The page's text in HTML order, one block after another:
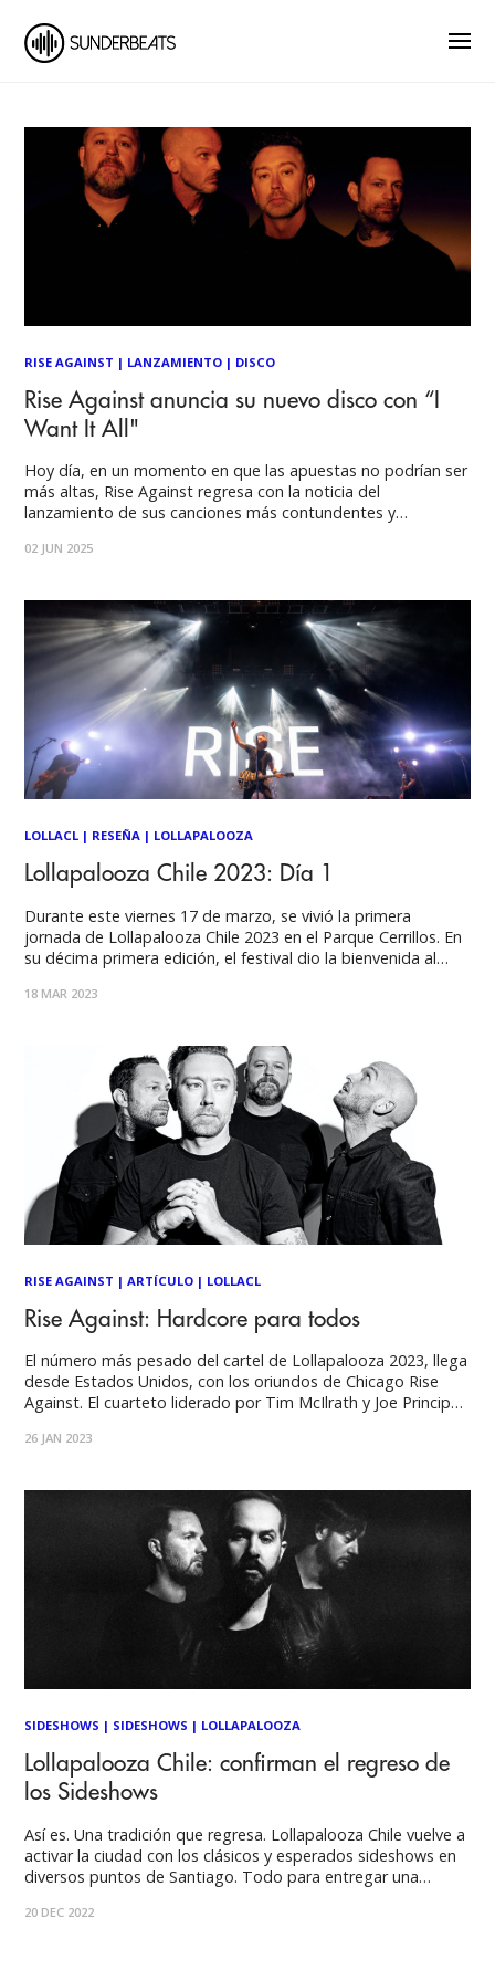
RISE AGAINST | LANZAMIENTO | DISCO
Rise Against anuncia su nuevo disco con “I
Want It All"
Hoy día, en un momento en que las apuestas no podrían ser
más altas, Rise Against regresa con la noticia del
lanzamiento de sus canciones más contundentes y
próximo 15 de agosto a través de Loma Vista Recordings,
02 JUN 2025
LOLLACL | RESEÑA | LOLLAPALOOZA
Lollapalooza Chile 2023: Día 1
Durante este viernes 17 de marzo, se vivió la primera
jornada de Lollapalooza Chile 2023 en el Parque Cerrillos. En
su décima primera edición, el festival dio la bienvenida al
el pop y sus variantes fueron el estilo imperante durante la
18 MAR 2023
RISE AGAINST |ARTÍCULO | LOLLACL
Rise Against: Hardcore para todos
El número más pesado del cartel de Lollapalooza 2023, llega
desde Estados Unidos, con los oriundos de Chicago Rise
Against. El cuarteto liderado por Tim McIlrath y Joe Principe,
trabajo discográfico, Nowhere Generation (2021), novena
26 JAN 2023
SIDESHOWS | SIDESHOWS | LOLLAPALOOZA
Lollapalooza Chile: confirman el regreso de
los Sideshows
Así es. Una tradición que regresa. Lollapalooza Chile vuelve a
activar la ciudad con los clásicos y esperados sideshows en
diversos puntos de Santiago. Todo para entregar una
sello de una gran fiesta de ritmos globales. Rise Against,
20 DEC 2022